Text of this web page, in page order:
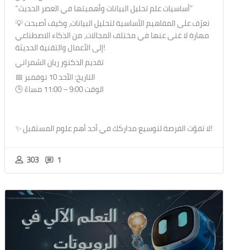
"أساسيات علم تحليل البيانات وأهميتها في العصر الحديث"
💡 تعرّف على المفاهيم الأساسية لتحليل البيانات، وكيف أصبحت
مهارة لا غنى عنها في مختلف المجالات، من الذكاء الاصطناعي
إلى الأعمال والتقنية الحديثة!
📅 التاريخ: الأحد 10 نوفمبر
🕒 الوقت 9:00 – 11:00 مساءً
✨ لا تفوّت الفرصة لتوسيع مداركك في أحد أهم علوم المستقبل!
303 1